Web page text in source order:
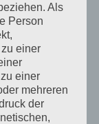
Als
Person
einer
einer
mehreren
der